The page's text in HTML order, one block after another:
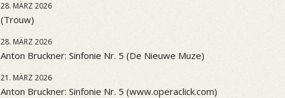
28. MÄRZ 2026
(Trouw)
28. MÄRZ 2026
Anton Bruckner: Sinfonie Nr. 5 (De Nieuwe Muze)
21. MÄRZ 2026
Anton Bruckner: Sinfonie Nr. 5 (www.operaclick.com)